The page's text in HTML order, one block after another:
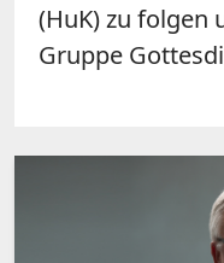
(HuK) zu folgen
Gruppe